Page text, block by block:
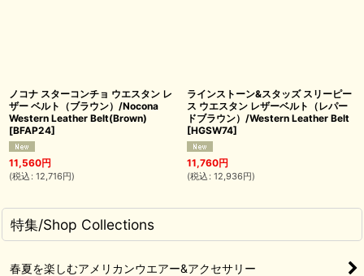
ノコナ スターコンチョ ウエスタン レ
ザー ベルト（ブラウン）/Nocona
Western Leather Belt(Brown)
[BFAP24]
11,560円
(税込 : 12,716円)
ラインストーン&スタッズ スリーピー
ス ウエスタン レザーベルト（レパー
ドブラウン）/Western Leather Belt
[HGSW74]
11,760円
(税込 : 12,936円)
特集/Shop Collections
春夏を楽しむアメリカンウエアー&アクセサリー